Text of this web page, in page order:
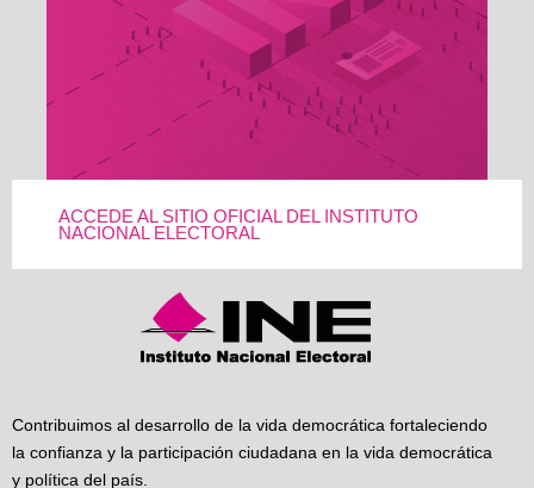
ACCEDE AL SITIO OFICIAL DEL INSTITUTO
NACIONAL ELECTORAL
Contribuimos al desarrollo de la vida democrática fortaleciendo
la confianza y la participación ciudadana en la vida democrática
y política del país.